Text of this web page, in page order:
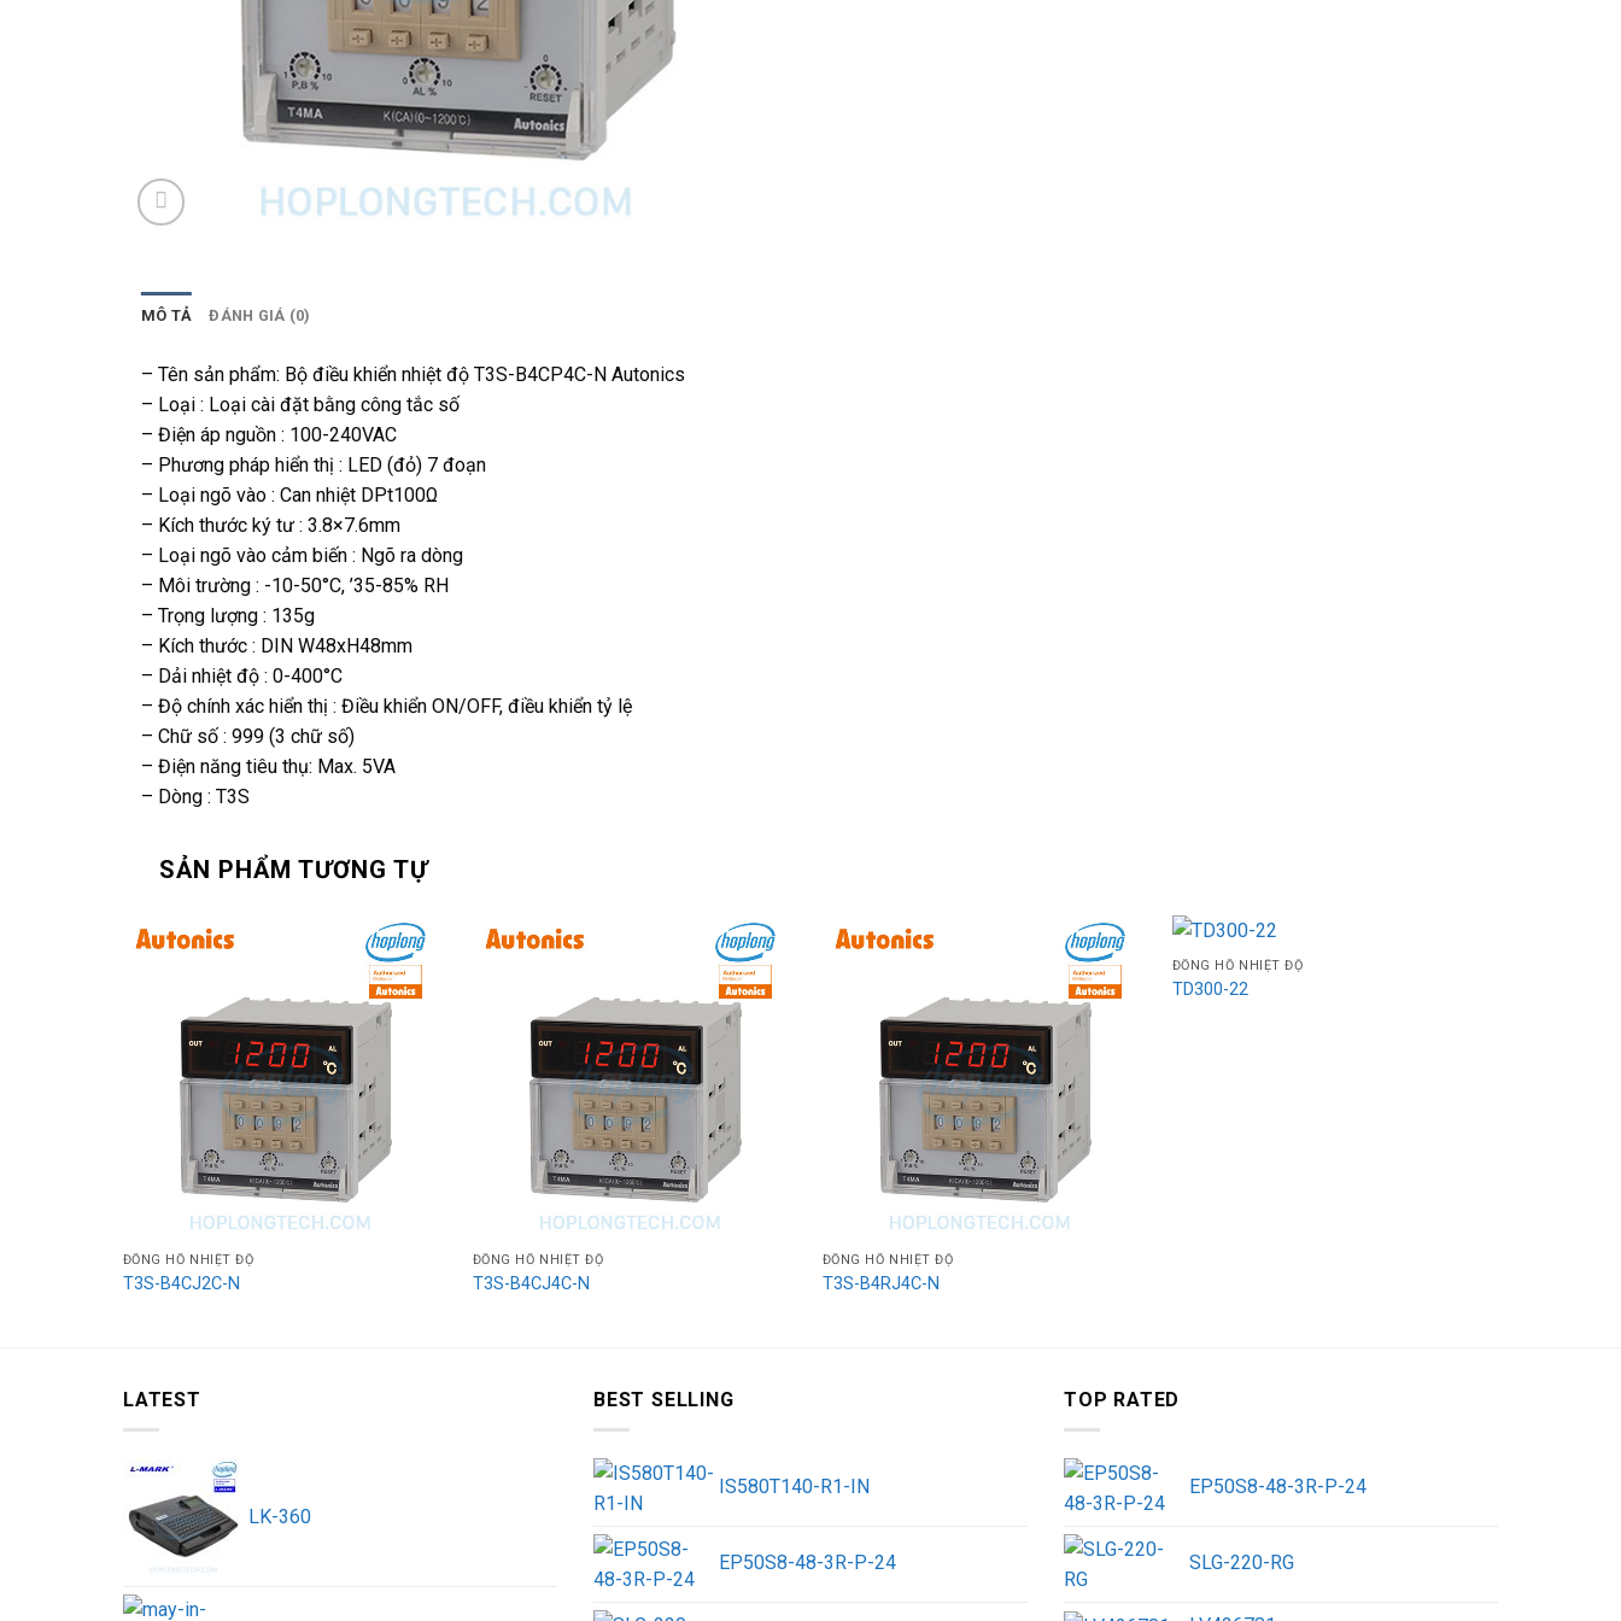
MÔ TẢ ĐÁNH GIÁ (0)
– Tên sản phẩm: Bộ điều khiển nhiệt độ T3S-B4CP4C-N Autonics
– Loại : Loại cài đặt bằng công tắc số
– Điện áp nguồn : 100-240VAC
– Phương pháp hiển thị : LED (đỏ) 7 đoạn
– Loại ngõ vào : Can nhiệt DPt100Ω
– Kích thước ký tư : 3.8×7.6mm
– Loại ngõ vào cảm biến : Ngõ ra dòng
– Môi trường : -10-50°C, ’35-85% RH
– Trọng lượng : 135g
– Kích thước : DIN W48xH48mm
– Dải nhiệt độ : 0-400°C
– Độ chính xác hiển thị : Điều khiển ON/OFF, điều khiển tỷ lệ
– Chữ số : 999 (3 chữ số)
– Điện năng tiêu thụ: Max. 5VA
– Dòng : T3S
SẢN PHẨM TƯƠNG TỰ
ĐỒNG HỒ NHIỆT ĐỘ
T3S-B4CJ2C-N
ĐỒNG HỒ NHIỆT ĐỘ
T3S-B4CJ4C-N
ĐỒNG HỒ NHIỆT ĐỘ
T3S-B4RJ4C-N
ĐỒNG HỒ NHIỆT ĐỘ
TD300-22
LATEST
LK-360
BEST SELLING
IS580T140-R1-IN
EP50S8-48-3R-P-24
TOP RATED
EP50S8-48-3R-P-24
SLG-220-RG